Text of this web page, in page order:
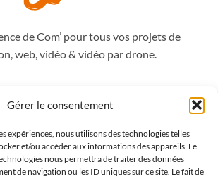
Gérer le consentement
expériences, nous utilisons des technologies telles
et/ou accéder aux informations des appareils. Le
nous permettra de traiter des données
de navigation ou les ID uniques sur ce site. Le fait de
de Com’ pour tous vos projets de
web, vidéo & vidéo par drone.